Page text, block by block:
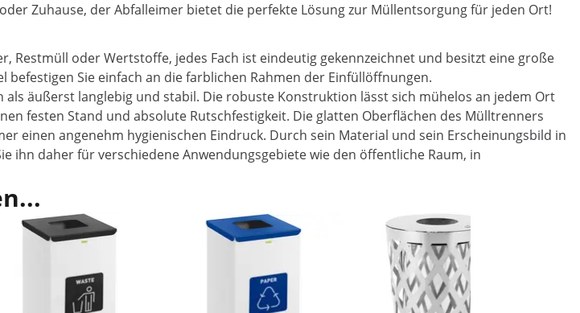
Zuhause, der Abfalleimer bietet die perfekte Lösung zur Müllentsorgung für jeden Ort!
Restmüll oder Wertstoffe, jedes Fach ist eindeutig gekennzeichnet und besitzt eine große
Sie einfach an die farblichen Rahmen der Einfüllöffnungen.
äußerst langlebig und stabil. Die robuste Konstruktion lässt sich mühelos an jedem Ort
festen Stand und absolute Rutschfestigkeit. Die glatten Oberflächen des Mülltrenners
einen angenehm hygienischen Eindruck. Durch sein Material und sein Erscheinungsbild in
ihn daher für verschiedene Anwendungsgebiete wie den öffentliche Raum, in